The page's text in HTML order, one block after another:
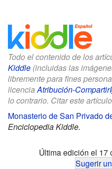
Todo el contenido de los
Kiddle (incluidas las
libremente para fines
licenciaAtribución-
lo contrario. Citar este
Monasterio de San Privado
Enciclopedia Kiddle.
Última edición el 17
Sugerir